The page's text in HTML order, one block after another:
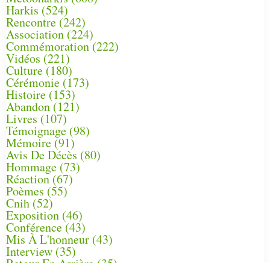
Harkis (524)
Rencontre (242)
Association (224)
Commémoration(222)
Vidéos (221)
Culture(180)
Cérémonie (173)
Histoire (153)
Abandon(121)
Livres (107)
Témoignage (98)
Mémoire (91)
Avis De Décès (80)
Hommage (73)
Réaction(67)
Poèmes (55)
Cnih (52)
Exposition (46)
Conférence(43)
Mis À L'honneur (43)
Interview (35)